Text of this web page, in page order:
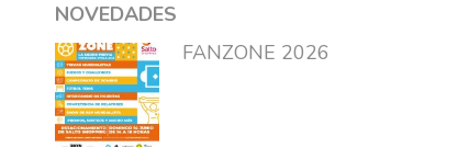
NOVEDADES
FANZONE 2026